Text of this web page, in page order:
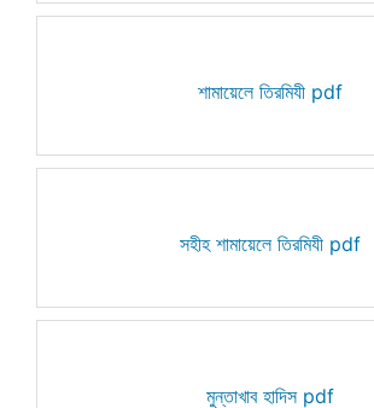
শামায়েলে তিরমিযী pdf
সহীহ শামায়েলে তিরমিযী pdf
মুন্তাখাব হাদিস pdf